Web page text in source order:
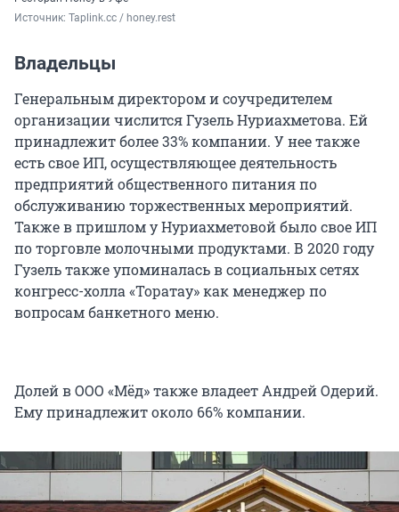
Источник: Taplink.cc / honey.rest
Владельцы
Генеральным директором и соучредителем
организации числится Гузель Нуриахметова. Ей
принадлежит более 33% компании. У нее также
есть свое ИП, осуществляющее деятельность
предприятий общественного питания по
обслуживанию торжественных мероприятий.
Также в пришлом у Нуриахметовой было свое ИП
по торговле молочными продуктами. В 2020 году
Гузель также упоминалась в социальных сетях
конгресс-холла «Торатау» как менеджер по
вопросам банкетного меню.
Долей в ООО «Мёд» также владеет Андрей Одерий.
Ему принадлежит около 66% компании.